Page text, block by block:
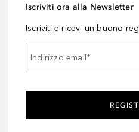
Iscriviti ora alla Newsletter
Iscriviti e ricevi un buono
Indirizzo email*